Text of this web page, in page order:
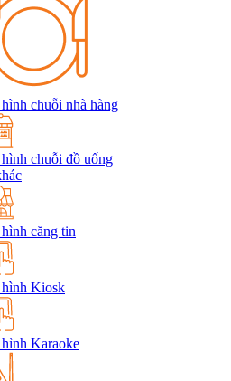
chuỗi nhà hàng
chuỗi đồ uống
căng tin
Kiosk
Karaoke